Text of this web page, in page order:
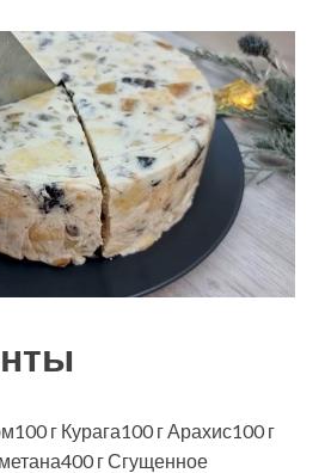
г Курага100 г Арахис100 г
г Сгущенное